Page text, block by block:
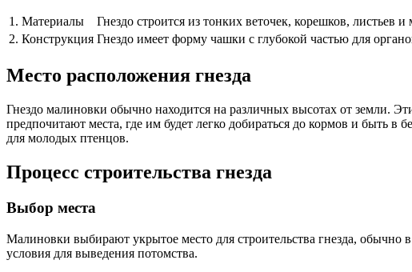
1. Материалы
Гнездо строится из тонких веточек, корешков,
2. Конструкция Гнездо имеет форму чашки с глубокой частью для
Место расположения гнезда
Гнездо малиновки обычно находится на различных высотах от земли.
предпочитают места, где им будет легко добираться до кормов и быть
для молодых птенцов.
Процесс строительства гнезда
Выбор места
Малиновки выбирают укрытое место для строительства гнезда, обычно
условия для выведения потомства.